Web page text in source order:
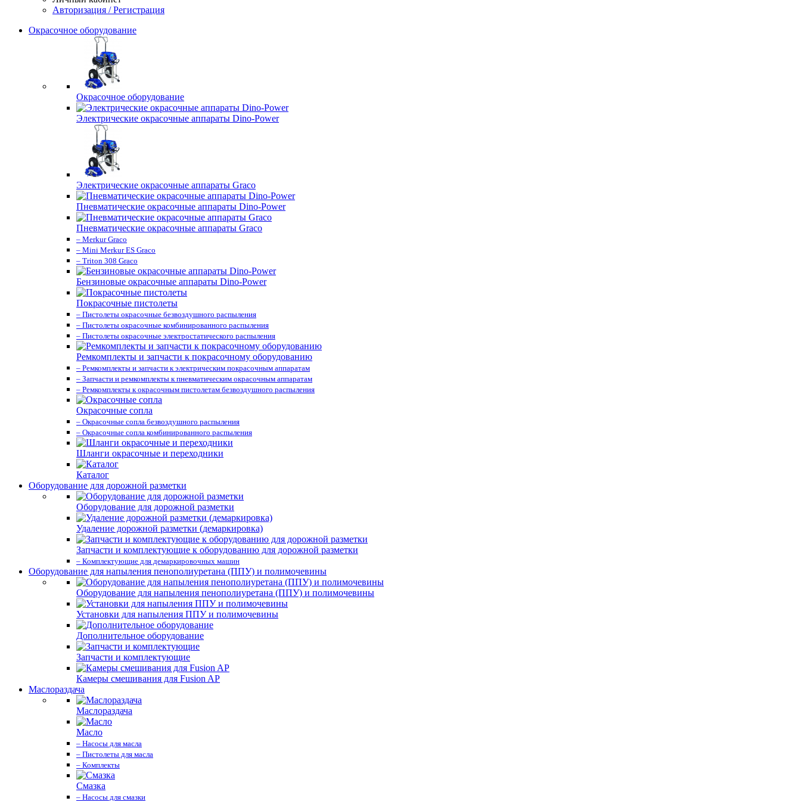
Авторизация / Регистрация
Окрасочное оборудование
Окрасочное оборудование
Электрические окрасочные аппараты Dino-Power
Электрические окрасочные аппараты Graco
Пневматические окрасочные аппараты Dino-Power
Пневматические окрасочные аппараты Graco
– Merkur Graco
– Mini Merkur ES Graco
– Triton 308 Graco
Бензиновые окрасочные аппараты Dino-Power
Покрасочные пистолеты
– Пистолеты окрасочные безвоздушного распыления
– Пистолеты окрасочные комбинированного распыления
– Пистолеты окрасочные электростатического распыления
Ремкомплекты и запчасти к покрасочному оборудованию
– Ремкомплекты и запчасти к электрическим покрасочным аппаратам
– Запчасти и ремкомплекты к пневматическим окрасочным аппаратам
– Ремкомплекты к окрасочным пистолетам безвоздушного распыления
Окрасочные сопла
– Окрасочные сопла безвоздушного распыления
– Окрасочные сопла комбинированного распыления
Шланги окрасочные и переходники
Каталог
Оборудование для дорожной разметки
Оборудование для дорожной разметки
Удаление дорожной разметки (демаркировка)
Запчасти и комплектующие к оборудованию для дорожной разметки
– Комплектующие для демаркировочных машин
Оборудование для напыления пенополиуретана (ППУ) и полимочевины
Оборудование для напыления пенополиуретана (ППУ) и полимочевины
Установки для напыления ППУ и полимочевины
Дополнительное оборудование
Запчасти и комплектующие
Камеры смешивания для Fusion AP
Маслораздача
Маслораздача
Масло
– Насосы для масла
– Пистолеты для масла
– Комплекты
Смазка
– Насосы для смазки